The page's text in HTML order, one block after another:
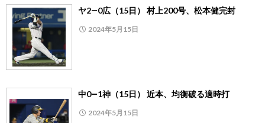
ヤ2―0広（15日） 村上200号、松本健完封
2024年5月15日
中0―1神（15日） 近本、均衡破る適時打
2024年5月15日